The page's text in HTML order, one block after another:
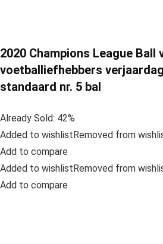
2020 Champions League
voetballiefhebbers
standaard nr. 5 bal
Already Sold: 42%
Added to wishlistRemoved from
Add to compare
Added to wishlistRemoved from
Add to compare